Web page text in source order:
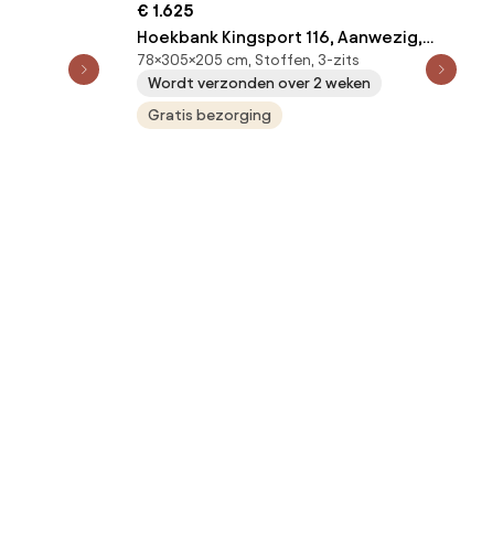
€ 1.625
Hoekbank Kingsport 116, Aanwezig,
Aanwezig, 305x205x78cm, 180 kg,
Poten: Kunststof
78×305×205 cm, Stoffen, 3-zits
Wordt verzonden over 2 weken
Gratis bezorging